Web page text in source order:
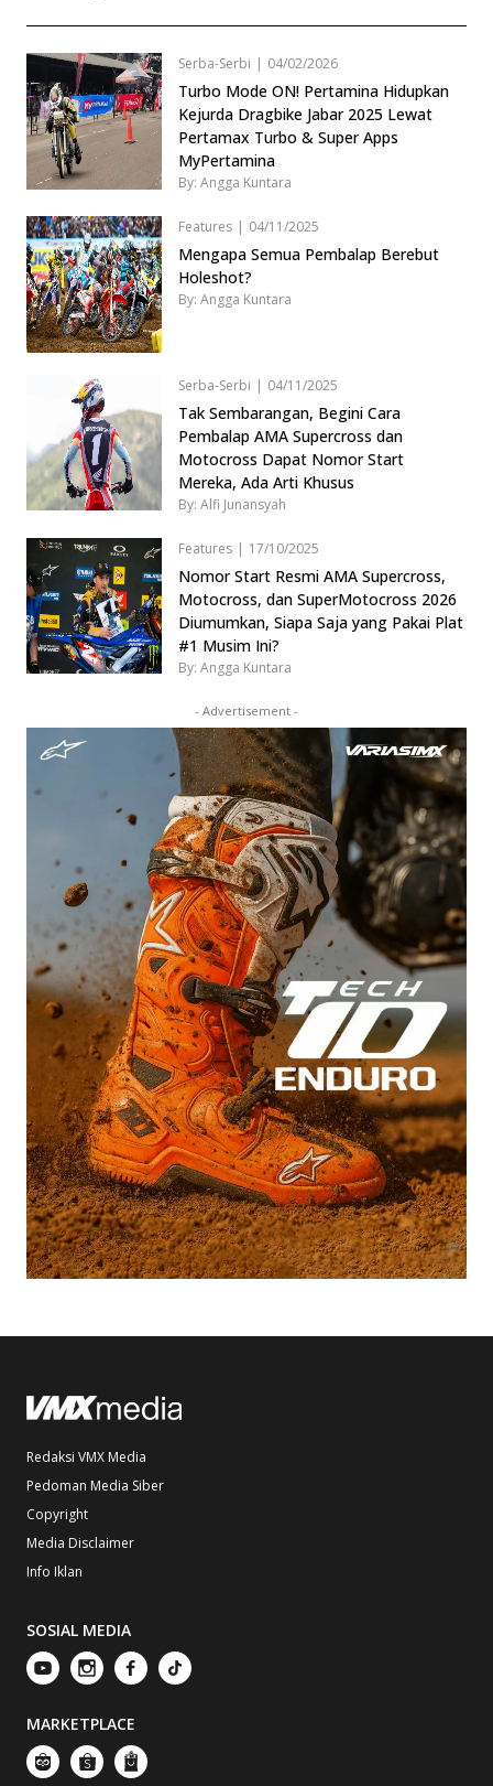
Serba-Serbi | 04/02/2026
Turbo Mode ON! Pertamina Hidupkan
Kejurda Dragbike Jabar 2025 Lewat
Pertamax Turbo & Super Apps
MyPertamina
By: Angga Kuntara
Features | 04/11/2025
Mengapa Semua Pembalap Berebut
Holeshot?
By: Angga Kuntara
Serba-Serbi | 04/11/2025
Tak Sembarangan, Begini Cara
Pembalap AMA Supercross dan
Motocross Dapat Nomor Start
Mereka, Ada Arti Khusus
By: Alfi Junansyah
Features | 17/10/2025
Nomor Start Resmi AMA Supercross,
Motocross, dan SuperMotocross 2026
Diumumkan, Siapa Saja yang Pakai Plat
#1 Musim Ini?
By: Angga Kuntara
- Advertisement -
Redaksi VMX Media
Pedoman Media Siber
Copyright
Media Disclaimer
Info Iklan
SOSIAL MEDIA
MARKETPLACE